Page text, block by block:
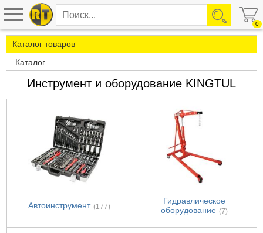
0
Каталог товаров
Каталог
Инструмент и оборудование KINGTUL
Автоинструмент (177)
Гидравлическое
оборудование (7)